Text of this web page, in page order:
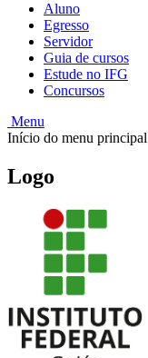
Aluno
Egresso
Servidor
Guia de cursos
Estude no IFG
Concursos
Menu
Início do menu principal
Logo